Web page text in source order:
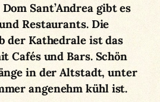
Sant’Andrea gibt es
Restaurants. Die
der Kathedrale ist das
Cafés und Bars. Schön
in der Altstadt, unter
angenehm kühl ist.